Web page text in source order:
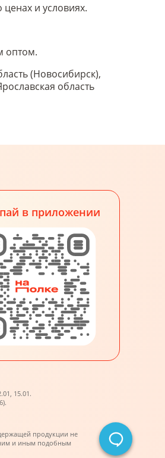
и условиях.
оптом.
(Новосибирск),
область
в приложении
15.01.
продукции не
и иным подобным